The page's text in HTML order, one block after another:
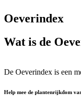
Oeverindex
Wat is de
De Oeverindex is een
Help mee de plantenrijkdom